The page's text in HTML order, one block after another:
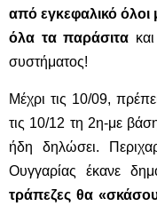
από εγκεφαλικό όλοι
όλα τα παράσιτα
συστήματος!
Μέχρι τις 10/09,
τις 10/12 τη 2η-με
ήδη δηλώσει.
Ουγγαρίας έκανε
τράπεζες θα